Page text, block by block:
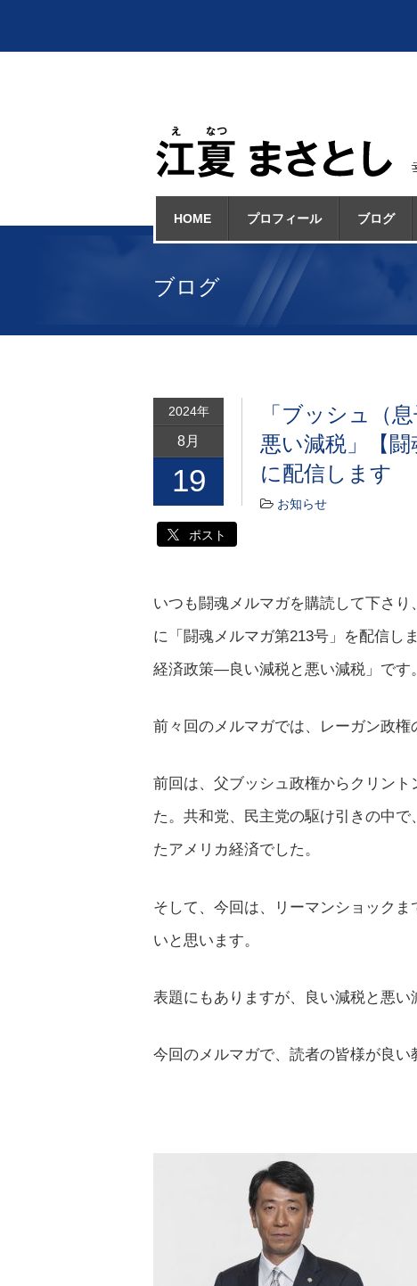
HOME プロフィール ブログ
ブログ
2024年
8月
19
「ブッシュ（
悪い減税」【
に配信します
お知らせ
ポスト
いつも闘魂メルマガを購読して下さ
に「闘魂メルマガ第213号」を配信し
経済政策―良い減税と悪い減税」です。
前々回のメルマガでは、レーガン政権
前回は、父ブッシュ政権からクリン
た。共和党、民主党の駆け引きの中
たアメリカ経済でした。
そして、今回は、リーマンショック
いと思います。
表題にもありますが、良い減税と悪い
今回のメルマガで、読者の皆様が良い